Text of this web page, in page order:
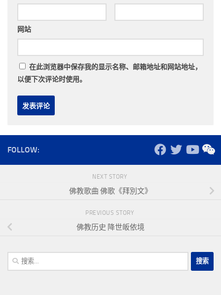
网站
在此浏览器中保存我的显示名称、邮箱地址和网站地址，
以便下次评论时使用。
FOLLOW:
NEXT STORY
佛教歌曲 佛歌《拜別文》
PREVIOUS STORY
佛教历史 降世皈依境
搜
索：